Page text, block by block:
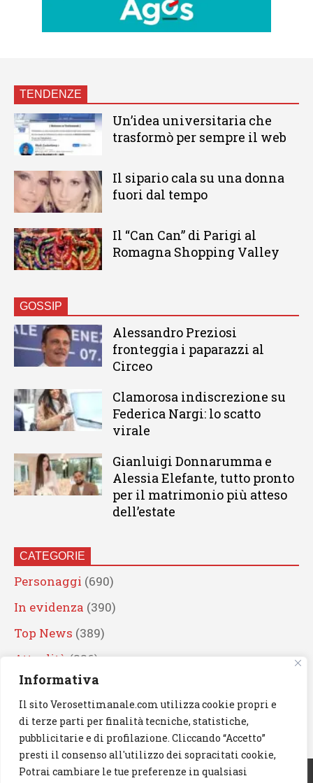
Informativa
Il sito Verosettimanale.com utilizza cookie propri e
di terze parti per finalità tecniche, statistiche,
pubblicitarie e di profilazione. Cliccando “Accetto”
presti il consenso all'utilizzo dei sopracitati cookie,
Potrai cambiare le tue preferenze in qualsiasi
TENDENZE
Un’idea universitaria che
trasformò per sempre il web
Il sipario cala su una donna
fuori dal tempo
Il “Can Can” di Parigi al
Romagna Shopping Valley
GOSSIP
Alessandro Preziosi
fronteggia i paparazzi al
Circeo
Clamorosa indiscrezione su
Federica Nargi: lo scatto
virale
Gianluigi Donnarumma e
Alessia Elefante, tutto pronto
per il matrimonio più atteso
dell’estate
CATEGORIE
Personaggi (690)
In evidenza (390)
Top News (389)
Attualità (336)
Eventi(330)
Artisti (241)
News(239)
Cerca